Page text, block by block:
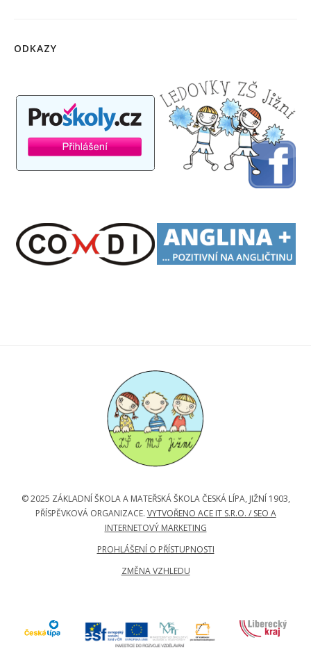
ODKAZY
© 2025 ZÁKLADNÍ ŠKOLA A MATEŘSKÁ ŠKOLA ČESKÁ LÍPA, JIŽNÍ 1903,
PŘÍSPĚVKOVÁ ORGANIZACE. VYTVOŘENO ACE IT S.R.O. / SEO A
INTERNETOVÝ MARKETING
PROHLÁŠENÍ O PŘÍSTUPNOSTI
ZMĚNA VZHLEDU